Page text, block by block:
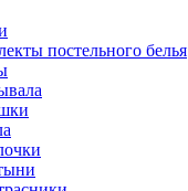
постельного белья